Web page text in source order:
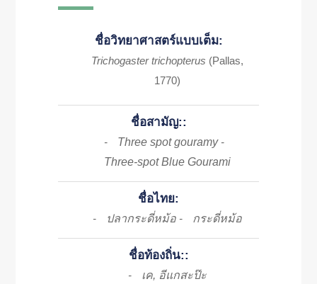
ชื่อวิทยาศาสตร์แบบเต็ม:
Trichogaster trichopterus (Pallas,
1770)
ชื่อสามัญ::
- Three spot gouramy -
Three-spot Blue Gourami
ชื่อไทย:
- ปลากระดี่หม้อ - กระดี่หม้อ
ชื่อท้องถิ่น::
- เค, อีแกสะป๊ะ